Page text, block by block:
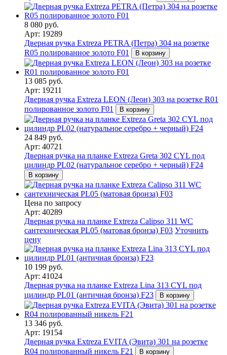
8 080 руб.
Арт: 19289
Дверная ручка Extreza PETRA (Петра) 304 на розетке
R05 полированное золото F01
В корзину
13 085 руб.
Арт: 19211
Дверная ручка Extreza LEON (Леон) 303 на розетке R01
полированное золото F01
В корзину
24 849 руб.
Арт: 40721
Дверная ручка на планке Extreza Greta 302 CYL под
цилиндр PL02 (натуральное серебро + черный) F24
В корзину
Цена по запросу
Арт: 40289
Дверная ручка на планке Extreza Calipso 311 WC
сантехническая PL05 (матовая бронза) F03 Уточнить
цену
10 199 руб.
Арт: 41024
Дверная ручка на планке Extreza Lina 313 CYL под
цилиндр PL01 (античная бронза) F23
В корзину
13 346 руб.
Арт: 19154
Дверная ручка Extreza EVITA (Эвита) 301 на розетке
R04 полированный никель F21
В корзину